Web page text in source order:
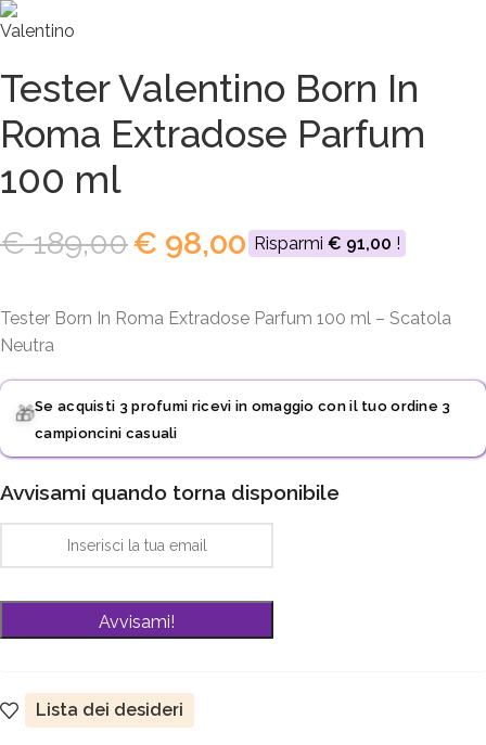
Tester Valentino Born In
Roma Extradose Parfum
100 ml
€189,00€ 98,00 Risparmi € 91,00 !
Tester Born In Roma Extradose Parfum 100 ml – Scatola
Neutra
🎁Se acquisti 3 profumi ricevi in omaggio con il tuo ordine 3
campioncini casuali
Avvisami quando torna disponibile
Lista dei desideri